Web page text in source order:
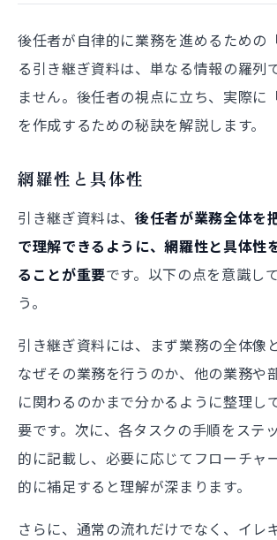
後任者が自律的に業務を進めるための
る引き継ぎ資料は、単なる情報の羅列
ません。後任者の視点に立ち、実際に
を作成するための秘訣を解説します。
網羅性と具体性
引き継ぎ資料は、後任者が業務全体を
で理解できるように、網羅性と具体性
ることが重要です。以下の点を意識し
う。
引き継ぎ資料には、まず業務の全体像
なぜその業務を行うのか、他の業務や
に関わるのかまで分かるように整理し
要です。次に、各タスクの手順をステ
的に記載し、必要に応じてフローチャ
的に補足すると理解が深まります。
さらに、通常の流れだけでなく、イレ